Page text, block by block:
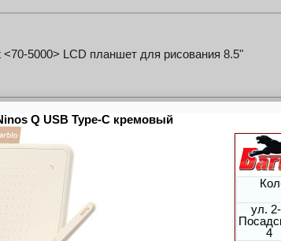
<70-5000> LCD планшет для рисования 8.5"
<70-5004> LCD планшет для рисования 8.5"
<70-5005> LCD планшет для рисования 14"